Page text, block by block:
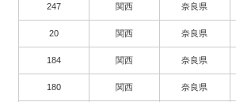
247 関西 奈良県
20 関西 奈良県
184 関西 奈良県
180 関西 奈良県